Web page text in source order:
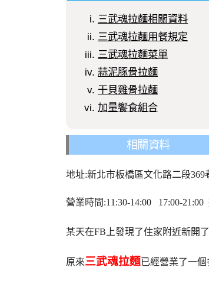
三武魂拉麵相關資料
三武魂拉麵用餐規定
三武魂拉麵菜單
蒜泥豚骨拉麵
干貝雞骨拉麵
加量饗食組合
相關資料
地址:新北市板橋區文化路二段369
營業時間:11:30-14:00 17:00-
某天在FB上發現了住家附近新開
原來三武魂拉麵已經營業了一